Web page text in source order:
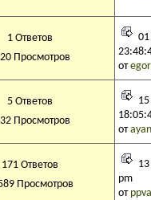
1 Ответов
Просмотров
от
5 Ответов
Просмотров
отayan
171 Ответов
Просмотров
pm
от